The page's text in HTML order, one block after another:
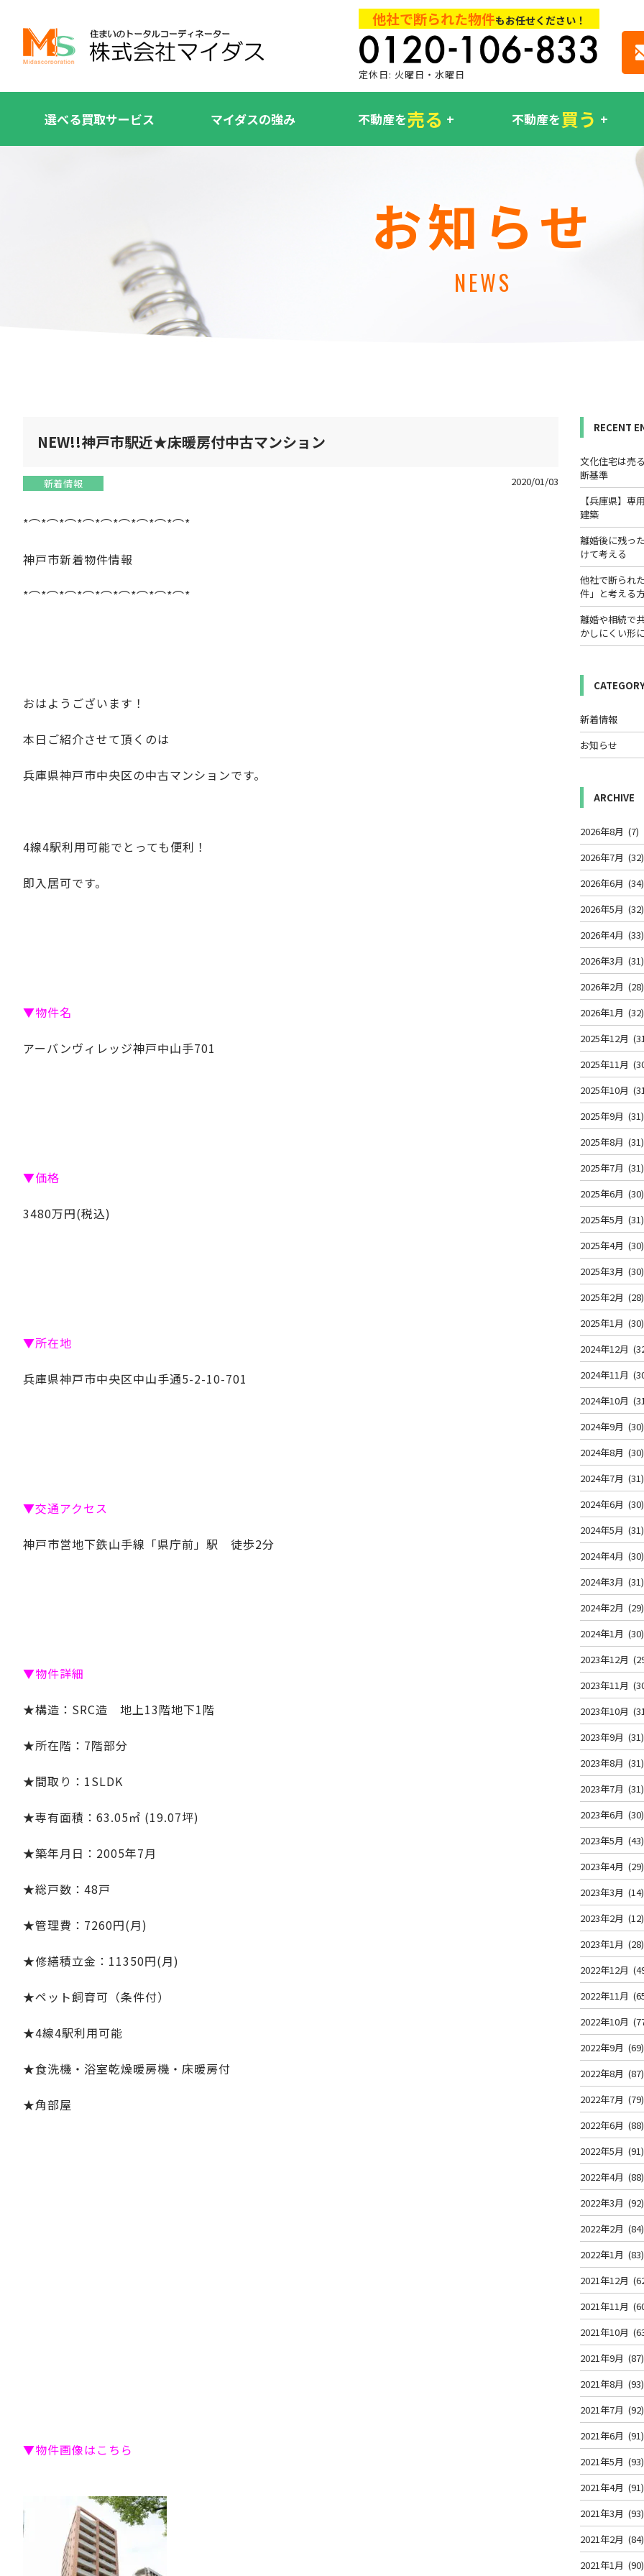
他社で断られた物件もお任せください！
定休日: 火曜日・水曜日
選べる買取サービス マイダスの強み 不動産を売る 不動産を買う
お知らせ
NEWS
NEW!!神戸市駅近★床暖房付中古マンション
新着情報 2020/01/03
*⌒*⌒*⌒*⌒*⌒*⌒*⌒*⌒*⌒*
神戸市新着物件情報
*⌒*⌒*⌒*⌒*⌒*⌒*⌒*⌒*⌒*
おはようございます！
本日ご紹介させて頂くのは
兵庫県神戸市中央区の中古マンションです。
4線4駅利用可能でとっても便利！
即入居可です。
▼物件名
アーバンヴィレッジ神戸中山手701
▼価格
3480万円(税込)
▼所在地
兵庫県神戸市中央区中山手通5-2-10-701
▼交通アクセス
神戸市営地下鉄山手線「県庁前」駅 徒歩2分
▼物件詳細
★構造：SRC造 地上13階地下1階
★所在階：7階部分
★間取り：1SLDK
★専有面積：63.05㎡ (19.07坪)
★築年月日：2005年7月
★総戸数：48戸
★管理費：7260円(月)
★修繕積立金：11350円(月)
★ペット飼育可（条件付）
★4線4駅利用可能
★食洗機・浴室乾燥暖房機・床暖房付
★角部屋
▼物件画像はこちら
RECENT
文化住宅は売
断基準
【兵庫県】
建築
離婚後に残っ
けて考える
他社で断られ
件」と考える
離婚や相続で
かしにくい形
新着情報
お知らせ
ARCHIVE
2026年8月 (7)
2026年7月 (32)
2026年6月 (34)
2026年5月 (32)
2026年4月 (33)
2026年3月 (31)
2026年2月 (28)
2026年1月 (32)
2025年12月
2025年11月
2025年10月
2025年9月 (31)
2025年8月 (31)
2025年7月 (31)
2025年6月 (30)
2025年5月 (31)
2025年4月 (30)
2025年3月 (30)
2025年2月 (28)
2025年1月 (30)
2024年12月
2024年11月
2024年10月
2024年9月 (30)
2024年8月 (30)
2024年7月 (31)
2024年6月 (30)
2024年5月 (31)
2024年4月 (30)
2024年3月 (31)
2024年2月 (29)
2024年1月 (30)
2023年12月
2023年11月
2023年10月
2023年9月 (31)
2023年8月 (31)
2023年7月 (31)
2023年6月 (30)
2023年5月 (43)
2023年4月 (29)
2023年3月 (14)
2023年2月 (12)
2023年1月 (28)
2022年12月
2022年11月
2022年10月
2022年9月 (69)
2022年8月 (87)
2022年7月 (79)
2022年6月 (88)
2022年5月 (91)
2022年4月 (88)
2022年3月 (92)
2022年2月 (84)
2022年1月 (83)
2021年12月
2021年11月
2021年10月
2021年9月 (87)
2021年8月 (93)
2021年7月 (92)
2021年6月 (91)
2021年5月 (93)
2021年4月 (91)
2021年3月 (93)
2021年2月 (84)
2021年1月 (90)